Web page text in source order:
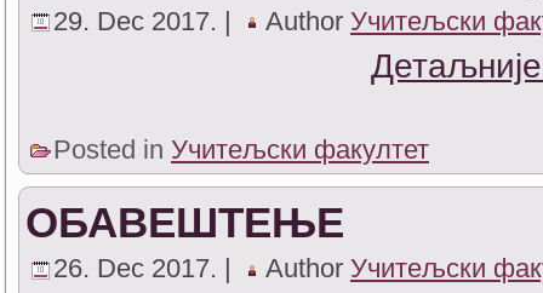
29. Dec 2017. | Author Учитељски
Posted in Учитељски факултет
ОБАВЕШТЕЊЕ
26. Dec 2017. | Author Учитељски